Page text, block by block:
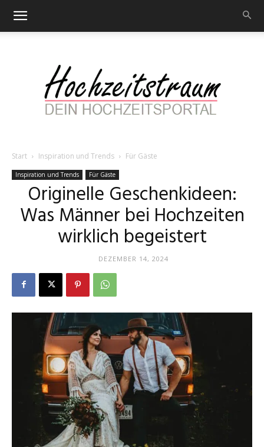
–
Portal
rund
Start Inspiration und Trends Für Gäste
Inspiration und Trends Für Gäste
Originelle Geschenkideen:
Was Männer bei Hochzeiten
wirklich begeistert
DEZEMBER 14, 2024